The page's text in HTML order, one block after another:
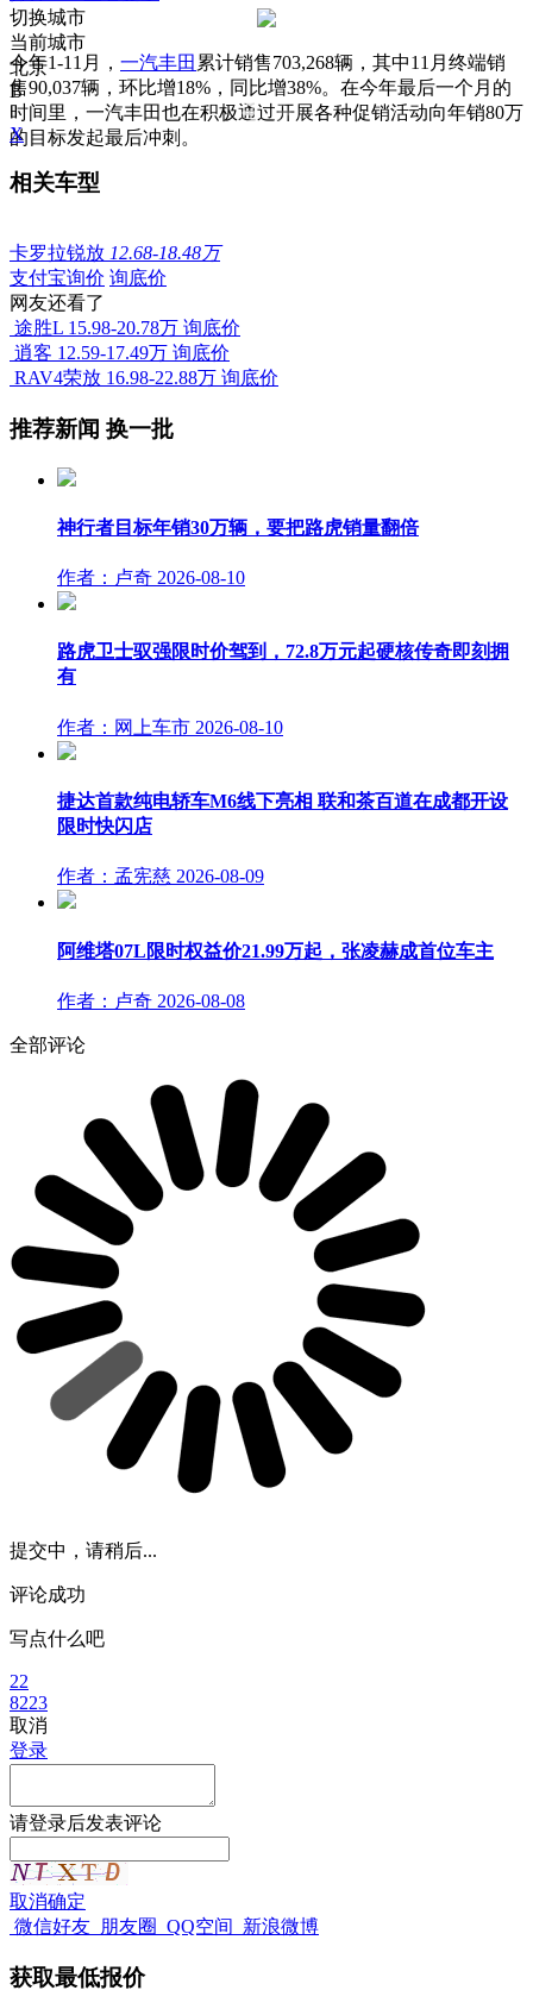
今年1-11月， 一汽丰田 累计销售703,268辆，其中11月终端销
售90,037辆，环比增18%，同比增38%。在今年最后一个月的
时间里，一汽丰田也在积极通过开展各种促销活动向年销80万
的目标发起最后冲刺。
切换城市
当前城市
北京
B
X
相关车型
卡罗拉锐放 12.68-18.48万
支付宝询价 询底价
网友还看了
途胜L 15.98-20.78万 询底价
逍客 12.59-17.49万 询底价
RAV4荣放 16.98-22.88万 询底价
推荐新闻 换一批
神行者目标年销30万辆，要把路虎销量翻倍
作者：卢奇 2026-08-10
路虎卫士驭强限时价驾到，72.8万元起硬核传奇即刻拥
有
作者：网上车市 2026-08-10
捷达首款纯电轿车M6线下亮相 联和茶百道在成都开设
限时快闪店
作者：孟宪慈 2026-08-09
阿维塔07L限时权益价21.99万起，张凌赫成首位车主
作者：卢奇 2026-08-08
全部评论
提交中，请稍后...
评论成功
写点什么吧
22
8223
取消
登录
请登录后发表评论
取消确定
微信好友 朋友圈 QQ空间 新浪微博
获取最低报价